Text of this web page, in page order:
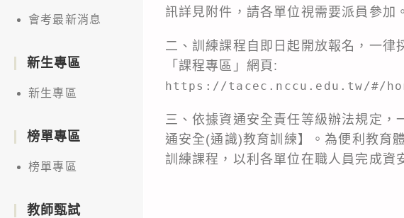
訊詳見附件，請各單位視需要派員參加。
二、訓練課程自即日起開放報名，一
「課程專區」網頁:
https://tacec.nccu.edu.tw/#/
三、依據資通安全責任等級辦法規定
通安全(通識)教育訓練】。為便利教育
訓練課程，以利各單位在職人員完成資
會考最新消息
新生專區
新生專區
榜單專區
榜單專區
教師甄試